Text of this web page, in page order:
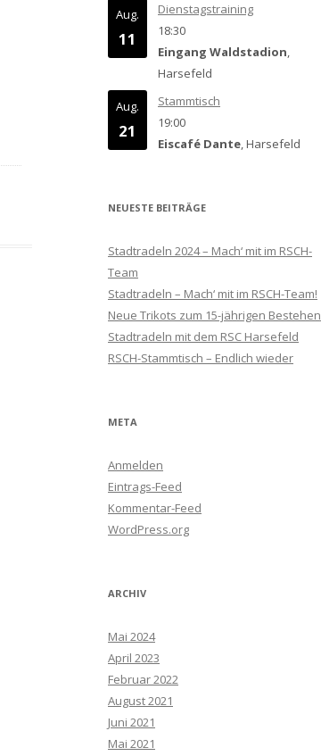
Aug.
11
Dienstagstraining
18:30
Eingang Waldstadion,
Harsefeld
Aug.
21
Stammtisch
19:00
Eiscafé Dante, Harsefeld
NEUESTE BEITRÄGE
Stadtradeln 2024 – Mach‘ mit im RSCH-
Team
Stadtradeln – Mach‘ mit im RSCH-Team!
Neue Trikots zum 15-jährigen Bestehen
Stadtradeln mit dem RSC Harsefeld
RSCH-Stammtisch – Endlich wieder
META
Anmelden
Eintrags-Feed
Kommentar-Feed
WordPress.org
ARCHIV
Mai 2024
April 2023
Februar 2022
August 2021
Juni 2021
Mai 2021